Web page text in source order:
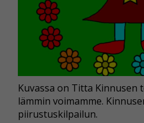
Kuvassa on Titta Kinnusen
lämmin voimamme.
piirustuskilpailun.